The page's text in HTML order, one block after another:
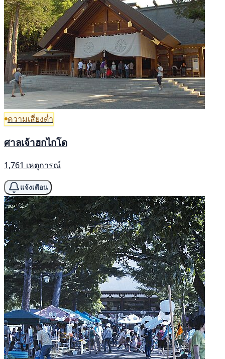
ความเสี่ยงต่ำ
ศาลเจ้าฮกไกโด
1,761 เหตุการณ์
แจ้งเตือน